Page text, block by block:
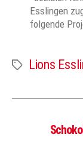
Esslingen
folgende
Schlagwörter
Lions